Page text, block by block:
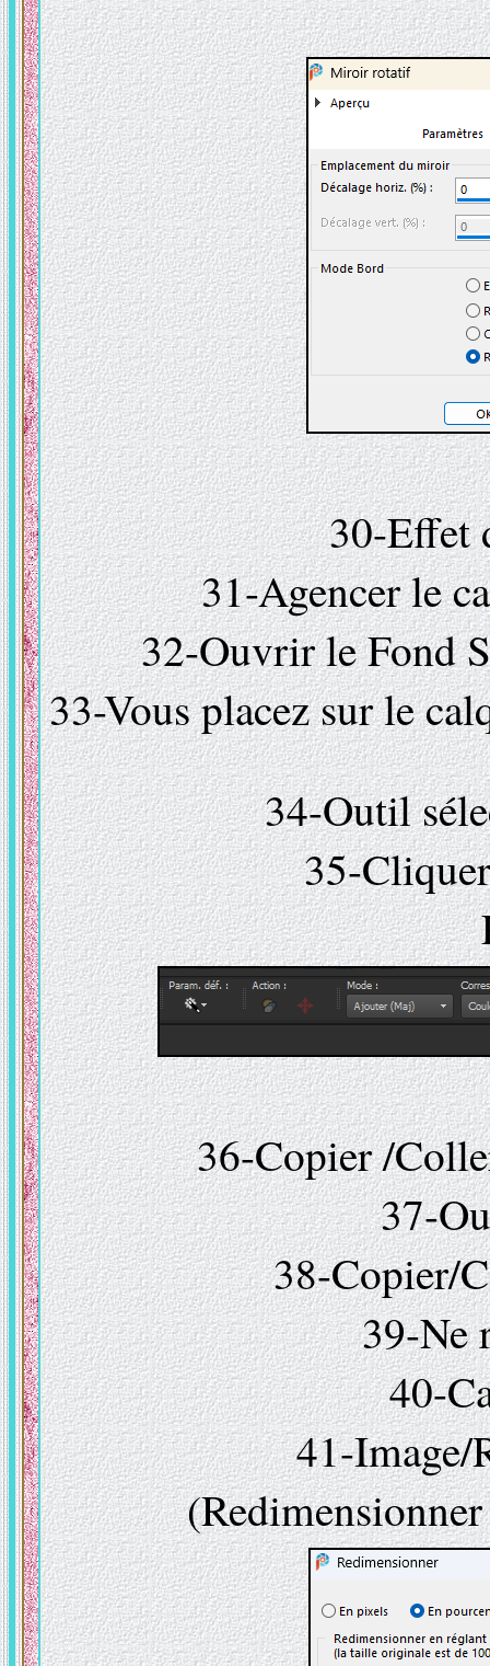
30-Effet
31-Agencer le
32-Ouvrir le Fond
33-Vous placez sur le
34-Outil
35-
36-Copier /
37-
38-Copier/
39-Ne
40-
41-Image/
(Redimensionner